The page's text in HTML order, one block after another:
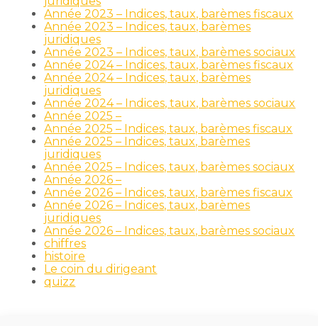
Année 2023 – Indices, taux, barèmes fiscaux
Année 2023 – Indices, taux, barèmes
juridiques
Année 2023 – Indices, taux, barèmes sociaux
Année 2024 – Indices, taux, barèmes fiscaux
Année 2024 – Indices, taux, barèmes
juridiques
Année 2024 – Indices, taux, barèmes sociaux
Année 2025 –
Année 2025 – Indices, taux, barèmes fiscaux
Année 2025 – Indices, taux, barèmes
juridiques
Année 2025 – Indices, taux, barèmes sociaux
Année 2026 –
Année 2026 – Indices, taux, barèmes fiscaux
Année 2026 – Indices, taux, barèmes
juridiques
Année 2026 – Indices, taux, barèmes sociaux
chiffres
histoire
Le coin du dirigeant
quizz